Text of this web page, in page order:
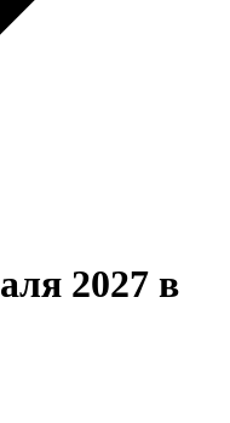
2027 в